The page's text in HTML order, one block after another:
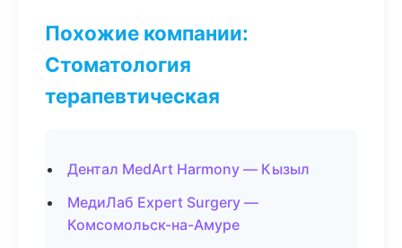
Похожие компании:
Стоматология
терапевтическая
Дентал MedArt Harmony — Кызыл
МедиЛаб Expert Surgery —
Комсомольск-на-Амуре